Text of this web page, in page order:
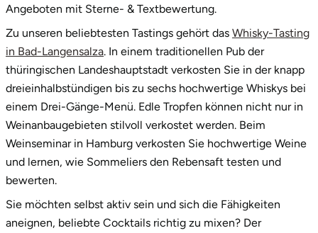
Angeboten mit Sterne- & Textbewertung.
Zu unseren beliebtesten Tastings gehört das Whisky-Tasting
in Bad-Langensalza. In einem traditionellen Pub der
thüringischen Landeshauptstadt verkosten Sie in der knapp
dreieinhalbstündigen bis zu sechs hochwertige Whiskys bei
einem Drei-Gänge-Menü. Edle Tropfen können nicht nur in
Weinanbaugebieten stilvoll verkostet werden. Beim
Weinseminar in Hamburg verkosten Sie hochwertige Weine
und lernen, wie Sommeliers den Rebensaft testen und
bewerten.
Sie möchten selbst aktiv sein und sich die Fähigkeiten
aneignen, beliebte Cocktails richtig zu mixen? Der
Tegernsee
Teltow-Fläming
Trier
Uckermark
Uelzen
Ulm